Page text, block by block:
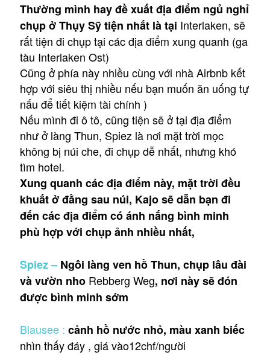
Thường mình hay đề xuất địa điểm ngủ nghỉ
chụp ở Thụy Sỹ tiện nhất là tại Interlaken, sẽ
rất tiện đi chụp tại các địa điểm xung quanh (ga
tàu Interlaken Ost)
Cũng ở phía này nhiều cùng với nhà Airbnb kết
hợp với siêu thị nhiều nếu bạn muốn ăn uống tự
nấu để tiết kiệm tài chính )
Nếu mình đi ô tô, cũng tiện sẽ ở tại địa điểm
như ở làng Thun, Spiez là nơi mặt trời mọc
không bị núi che, đi chụp dễ nhất, nhưng khó
tìm hotel.
Xung quanh các địa điểm này, mặt trời đều
khuất ở đằng sau núi, Kajo sẽ dẫn bạn đi
đến các địa điểm có ánh nắng bình minh
phù hợp với chụp ảnh nhiều nhất,
Spiez – Ngôi làng ven hồ Thun, chụp lâu đài
và vườn nho Rebberg Weg, nơi này sẽ đón
được bình minh sớm
Blausee : cảnh hồ nước nhỏ, màu xanh biếc
nhìn thấy đáy , giá vào12chf/người